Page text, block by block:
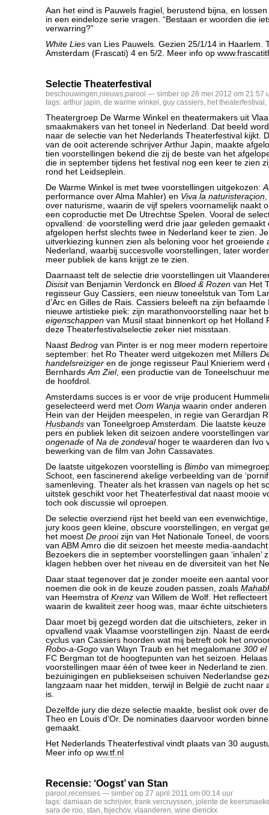
Aan het eind is Pauwels fragiel, berustend bijna, en
in een eindeloze serie vragen. “Bestaan er woorden die
verwarring?”
White Lies van Lies Pauwels. Gezien 25/1/14 in Haarlem.
Amsterdam (Frascati) 4 en 5/2. Meer info op
Selectie Theaterfestival
beschouwingen,nieuws,parool — simber op 28 mei 2012 om 21:57
tags: arthur japin, de warme winkel , guy cassiers, het theaterfestival ,
Theatergroep De Warme Winkel en theatermakers uit
smaakmakers van het toneel in Nederland. Dat beeld
naar de selectie van het Nederlands Theaterfestival kijkt.
van de ooit acterende schrijver Arthur Japin, maakte
tien voorstellingen bekend die zij de beste van het
die in september tijdens het festival nog een keer te zien
rond het Leidseplein.
De Warme Winkel is met twee voorstellingen uitgekozen:
performance over Alma Mahler) en Viva la naturisteraçion
over naturisme, waarin de vijf spelers voornamelijk naakt
een coproductie met De Utrechtse Spelen. Vooral de
opvallend: de voorstelling werd drie jaar geleden gemaakt
afgelopen herfst slechts twee in Nederland keer te zien.
uitverkiezing kunnen zien als beloning voor het groeiende
Nederland, waarbij succesvolle voorstellingen, later
meer publiek de kans krijgt ze te zien.
Daarnaast telt de selectie drie voorstellingen uit
Disisitvan Benjamin Verdonck en Bloed & Rozen van Het
regisseur Guy Cassiers, een nieuw toneelstuk van Tom
d’Arc en Gilles de Rais. Cassiers beleeft na zijn
nieuwe artistieke piek: zijn marathonvoorstelling naar het
eigenschappen van Musil staat binnenkort op het Holland
deze Theaterfestivalselectie zeker niet misstaan.
Naast Bedrog van Pinter is er nog meer modern
september: het Ro Theater werd uitgekozen met Millers
handelsreiziger en de jonge regisseur Paul Knieriem werd
BernhardsAm Ziel, een productie van de Toneelschuur
de hoofdrol.
Amsterdams succes is er voor de vrije producent
geselecteerd werd met Oom Wanja waarin onder
Hein van der Heijden meespelen, in regie van Gerardjan
Husbands van Toneelgroep Amsterdam. Die laatste
pers en publiek leken dit seizoen andere voorstellingen
ongenade of Na de zondevalhoger te waarderen dan Ivo
bewerking van de film van John Cassavates.
De laatste uitgekozen voorstelling is Bimbo van
Schoot, een fascinerend akelige verbeelding van de
samenleving. Theater als het krassen van nagels op het
uitstek geschikt voor het Theaterfestival dat naast mooie
toch ook discussie wil oproepen.
De selectie overziend rijst het beeld van een
jury koos geen kleine, obscure voorstellingen, en vergat
het moest De prooizijn van Het Nationale Toneel, de
van ABM Amro die dit seizoen het meeste media-
Bezoekers die in september voorstellingen gaan ‘inhalen’
klagen hebben over het niveau en de diversiteit van het
Daar staat tegenover dat je zonder moeite een aantal
noemen die ook in de keuze zouden passen, zoals
van Heemstra of Krenz van Willem de Wolf. Het
waarin de kwaliteit zeer hoog was, maar échte
Daar moet bij gezegd worden dat die uitschieters, zeker
opvallend vaak Vlaamse voorstellingen zijn. Naast de
cyclus van Cassiers hoorden wat mij betreft ook het
Robo-a-Gogo van Wayn Traub en het megalomane 300 el
FC Bergman tot de hoogtepunten van het seizoen. Helaas
voorstellingen maar één of twee keer in Nederland te
bezuinigingen en publiekseisen schuiven Nederlandse
langzaam naar het midden, terwijl in België de zucht naar
is.
Dezelfde jury die deze selectie maakte, beslist ook over
Theo en Louis d’Or. De nominaties daarvoor worden
gemaakt.
Het Nederlands Theaterfestival vindt plaats van 30
Meer info op ww.tf.nl
Recensie: ‘Oogst’ van Stan
parool ,recensies — simber op 27 april 2011 om 00:14 uur
tags: damiaan de schrijver, frank vercruyssen, jolente de
sara de roo, stan, tsjechov, vlaanderen, wine dierickx